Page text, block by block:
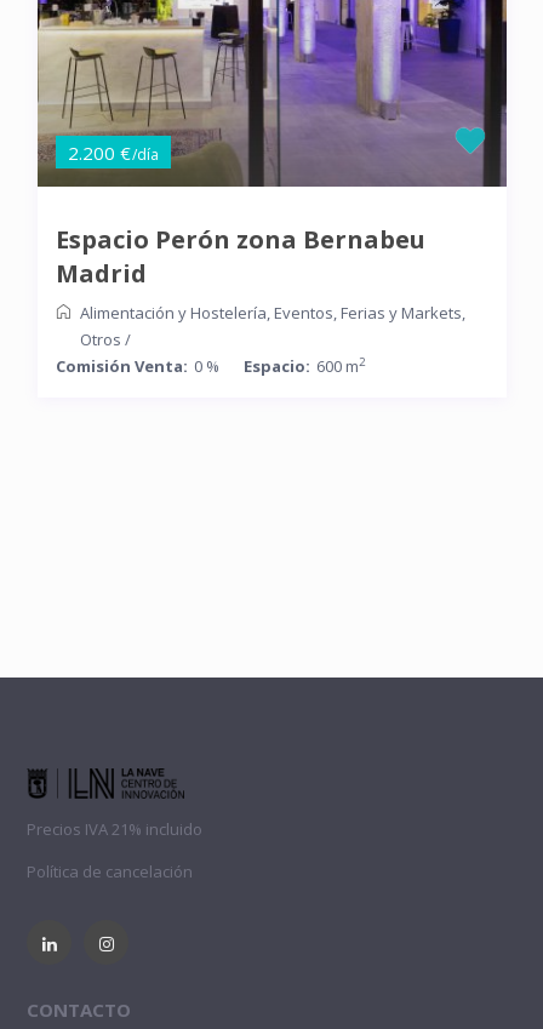
2.200 €/día
Espacio Perón zona Bernabeu
Madrid
Alimentación y Hostelería, Eventos, Ferias y Markets,
Otros /
Comisión Venta: 0 % Espacio: 600 m2
Precios IVA 21% incluido
Política de cancelación
CONTACTO